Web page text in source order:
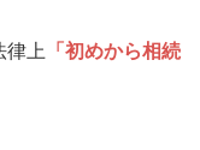
律上 「初めから相続